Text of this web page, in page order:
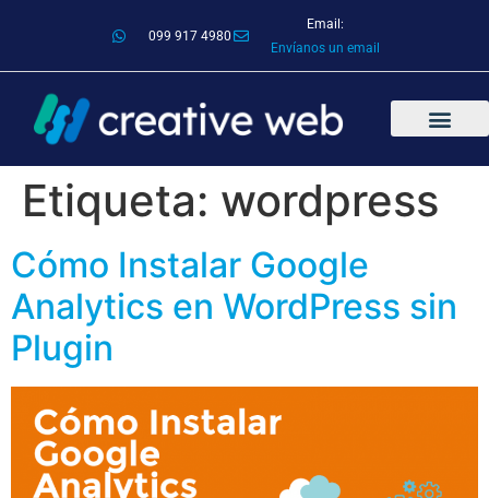
099 917 4980
Email:
Envíanos un email
Etiqueta: wordpress
Cómo Instalar Google
Analytics en WordPress sin
Plugin